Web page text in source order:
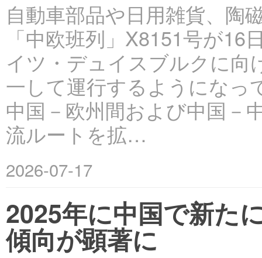
自動車部品や日用雑貨、陶
「中欧班列」X8151号が
イツ・デュイスブルクに向
一して運行するようになっ
中国－欧州間および中国－
流ルートを拡…
2026-07-17
2025年に中国で新た
傾向が顕著に